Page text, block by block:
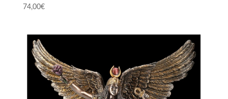
74,00€